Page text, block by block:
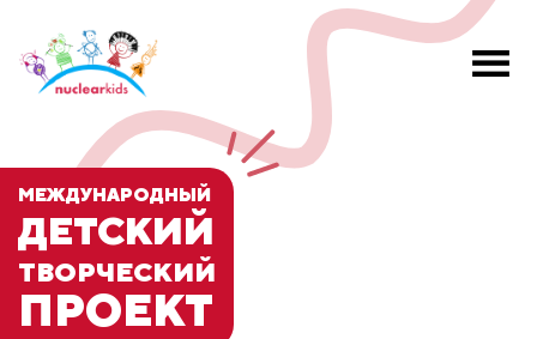
МЕЖДУНАРОДНЫЙ
ДЕТСКИЙ
ТВОРЧЕСКИЙ
ПРОЕКТ